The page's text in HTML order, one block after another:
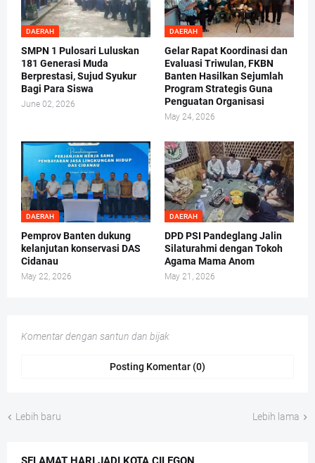
DAERAH
SMPN 1 Pulosari Luluskan
181 Generasi Muda
Berprestasi, Sujud Syukur
Bagi Para Siswa
June 02, 2026
DAERAH
Gelar Rapat Koordinasi dan
Evaluasi Triwulan, FKBN
Banten Hasilkan Sejumlah
Program Strategis Guna
Penguatan Organisasi
May 24, 2026
DAERAH
Pemprov Banten dukung
kelanjutan konservasi DAS
Cidanau
May 22, 2026
DAERAH
DPD PSI Pandeglang Jalin
Silaturahmi dengan Tokoh
Agama Mama Anom
May 21, 2026
Komentar dengan santun dan bijak
Posting Komentar (0)
Lebih baru Lebih lama